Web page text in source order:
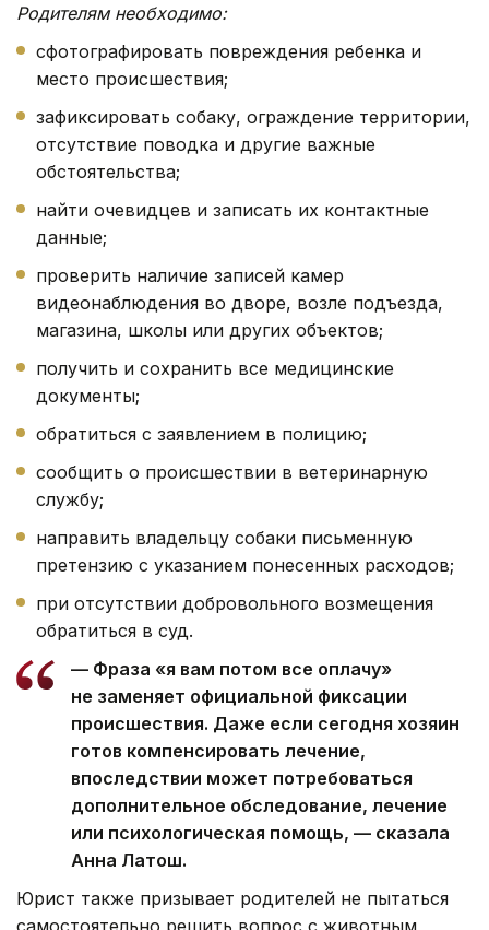
Родителям необходимо:
сфотографировать повреждения ребенка и
место происшествия;
зафиксировать собаку, ограждение территории,
отсутствие поводка и другие важные
обстоятельства;
найти очевидцев и записать их контактные
данные;
проверить наличие записей камер
видеонаблюдения во дворе, возле подъезда,
магазина, школы или других объектов;
получить и сохранить все медицинские
документы;
обратиться с заявлением в полицию;
сообщить о происшествии в ветеринарную
службу;
направить владельцу собаки письменную
претензию с указанием понесенных расходов;
при отсутствии добровольного возмещения
обратиться в суд.
— Фраза «я вам потом все оплачу»
не заменяет официальной фиксации
происшествия. Даже если сегодня хозяин
готов компенсировать лечение,
впоследствии может потребоваться
дополнительное обследование, лечение
или психологическая помощь, — сказала
Анна Латош.
Юрист также призывает родителей не пытаться